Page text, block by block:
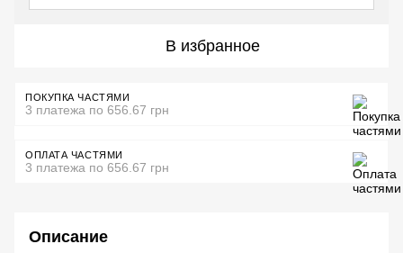
В избранное
ПОКУПКА ЧАСТЯМИ
3 платежа по 656.67 грн
ОПЛАТА ЧАСТЯМИ
3 платежа по 656.67 грн
Описание